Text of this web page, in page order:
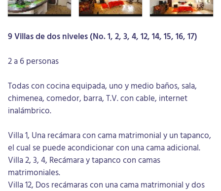
9 Villas de dos niveles (No. 1, 2, 3, 4, 12, 14, 15, 16, 17)
2 a 6 personas
Todas con cocina equipada, uno y medio baños, sala,
chimenea, comedor, barra, T.V. con cable, internet
inalámbrico.
Villa 1, Una recámara con cama matrimonial y un tapanco,
el cual se puede acondicionar con una cama adicional.
Villa 2, 3, 4, Recámara y tapanco con camas
matrimoniales.
Villa 12, Dos recámaras con una cama matrimonial y dos